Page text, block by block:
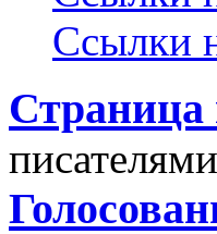
Ссылки
Страница